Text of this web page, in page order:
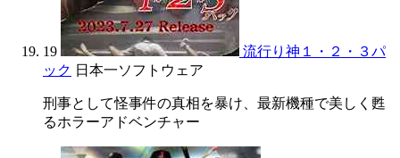
19
流行り神１・２・３パ
ック 日本一ソフトウェア
刑事として怪事件の真相を暴け、最新機種で美しく甦
るホラーアドベンチャー